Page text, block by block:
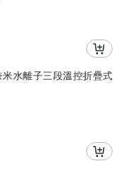
水離子三段溫控折疊式